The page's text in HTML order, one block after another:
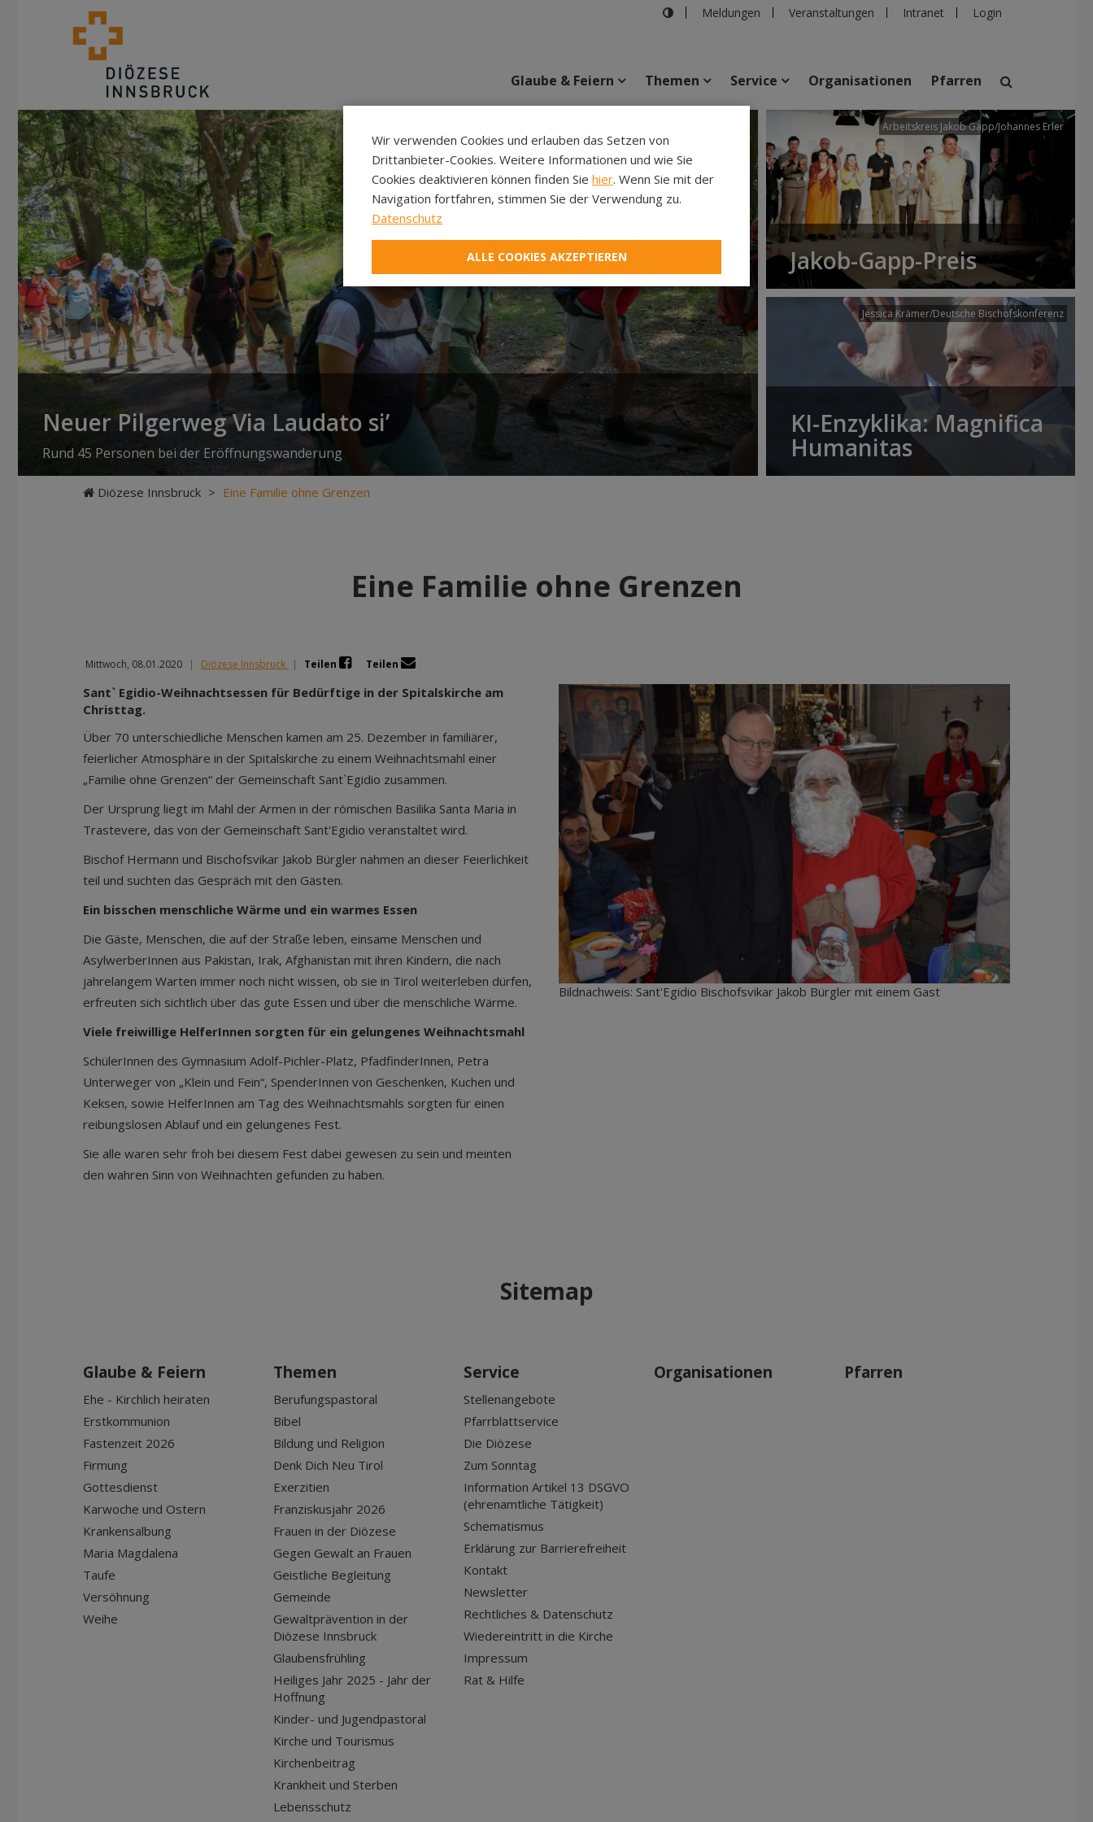
Meldungen Veranstaltungen Intranet Login
suchen
Veranstaltungen Personen Pfarren Einrichtungen
Glaube & Feiern Themen Service Organisationen Pfarren
Neuer Pilgerweg Via Laudato si’
Rund 45 Personen bei der Eröffnungswanderung
Arbeitskreis Jakob Gapp/Johannes Erler
Jakob-Gapp-Preis
Jessica Krämer/Deutsche Bischofskonferenz
KI-Enzyklika: Magnifica
Humanitas
Diözese Innsbruck > Eine Familie ohne Grenzen
Eine Familie ohne Grenzen
Mittwoch, 08.01.2020 | Diözese Innsbruck | Teilen Teilen
Sant` Egidio-Weihnachtsessen für Bedürftige in der Spitalskirche am
Christtag.
Über 70 unterschiedliche Menschen kamen am 25. Dezember in familiärer,
feierlicher Atmosphäre in der Spitalskirche zu einem Weihnachtsmahl einer
„Familie ohne Grenzen“ der Gemeinschaft Sant`Egidio zusammen.
Der Ursprung liegt im Mahl der Armen in der römischen Basilika Santa Maria in
Trastevere, das von der Gemeinschaft Sant'Egidio veranstaltet wird.
Bischof Hermann und Bischofsvikar Jakob Bürgler nahmen an dieser Feierlichkeit
teil und suchten das Gespräch mit den Gästen.
Ein bisschen menschliche Wärme und ein warmes Essen
Die Gäste, Menschen, die auf der Straße leben, einsame Menschen und
AsylwerberInnen aus Pakistan, Irak, Afghanistan mit ihren Kindern, die nach
jahrelangem Warten immer noch nicht wissen, ob sie in Tirol weiterleben dürfen,
erfreuten sich sichtlich über das gute Essen und über die menschliche Wärme.
Viele freiwillige HelferInnen sorgten für ein gelungenes Weihnachtsmahl
SchülerInnen des Gymnasium Adolf-Pichler-Platz, PfadfinderInnen, Petra
Unterweger von „Klein und Fein“, SpenderInnen von Geschenken, Kuchen und
Keksen, sowie HelferInnen am Tag des Weihnachtsmahls sorgten für einen
reibungslosen Ablauf und ein gelungenes Fest.
Sie alle waren sehr froh bei diesem Fest dabei gewesen zu sein und meinten
den wahren Sinn von Weihnachten gefunden zu haben.
Bildnachweis: Sant'Egidio Bischofsvikar Jakob Bürgler mit einem Gast
Sitemap
Glaube & Feiern
Ehe - Kirchlich heiraten
Erstkommunion
Fastenzeit 2026
Firmung
Gottesdienst
Karwoche und Ostern
Krankensalbung
Maria Magdalena
Taufe
Versöhnung
Weihe
Themen
Berufungspastoral
Bibel
Bildung und Religion
Denk Dich Neu Tirol
Exerzitien
Franziskusjahr 2026
Frauen in der Diözese
Gegen Gewalt an Frauen
Geistliche Begleitung
Gemeinde
Gewaltprävention in der
Diözese Innsbruck
Glaubensfrühling
Heiliges Jahr 2025 - Jahr der
Hoffnung
Kinder- und Jugendpastoral
Kirche und Tourismus
Kirchenbeitrag
Krankheit und Sterben
Lebensschutz
Service
Stellenangebote
Pfarrblattservice
Die Diözese
Zum Sonntag
Information Artikel 13 DSGVO
(ehrenamtliche Tätigkeit)
Schematismus
Erklärung zur Barrierefreiheit
Kontakt
Newsletter
Rechtliches & Datenschutz
Wiedereintritt in die Kirche
Impressum
Rat & Hilfe
Organisationen Pfarren
Wir verwenden Cookies und erlauben das Setzen von
Drittanbieter-Cookies. Weitere Informationen und wie Sie
Cookies deaktivieren können finden Sie hier. Wenn Sie mit der
Navigation fortfahren, stimmen Sie der Verwendung zu.
Datenschutz
ALLE COOKIES AKZEPTIEREN